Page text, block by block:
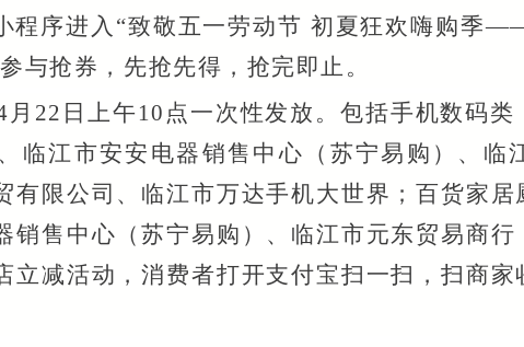
程序进入“致敬五一劳动节 初夏狂欢嗨购季
与抢券，先抢先得，抢完即止。
月22日上午10点一次性发放。包括手机数码
临江市安安电器销售中心（苏宁易购）、临
有限公司、临江市万达手机大世界；百货家
销售中心（苏宁易购）、临江市元东贸易商
立减活动，消费者打开支付宝扫一扫，扫商